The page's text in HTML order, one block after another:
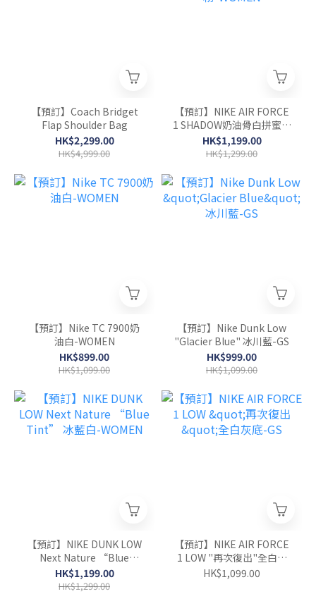
【預訂】Coach Bridget
Flap Shoulder Bag
HK$2,299.00
HK$4,999.00
【預訂】NIKE AIR FORCE
1 SHADOW奶油骨白拼蜜桃
粉-WOMEN
HK$1,199.00
HK$1,299.00
【預訂】Nike TC 7900奶
油白-WOMEN
HK$899.00
HK$1,099.00
【預訂】Nike Dunk Low
"Glacier Blue" 冰川藍-GS
HK$999.00
HK$1,099.00
【預訂】NIKE DUNK LOW
Next Nature “Blue
Tint” 冰藍白-WOMEN
HK$1,199.00
HK$1,299.00
【預訂】NIKE AIR FORCE
1 LOW "再次復出"全白灰
底-GS
HK$1,099.00